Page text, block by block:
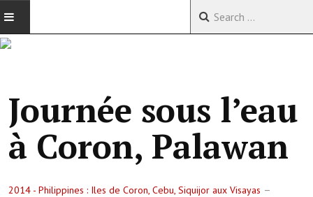
ACCUEIL
VOYAGES EN ASIE
VOYAGES DANS LE MONDE
Journée sous l’eau
à Coron, Palawan
2014 - Philippines : Iles de Coron, Cebu, Siquijor aux Visayas